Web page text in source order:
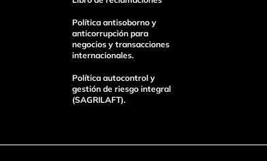
Enviar ComentarioPolítica antisoborno y
anticorrupción para
negocios y transacciones
internacionales.
Política autocontrol y
gestión de riesgo integral
(SAGRILAFT).